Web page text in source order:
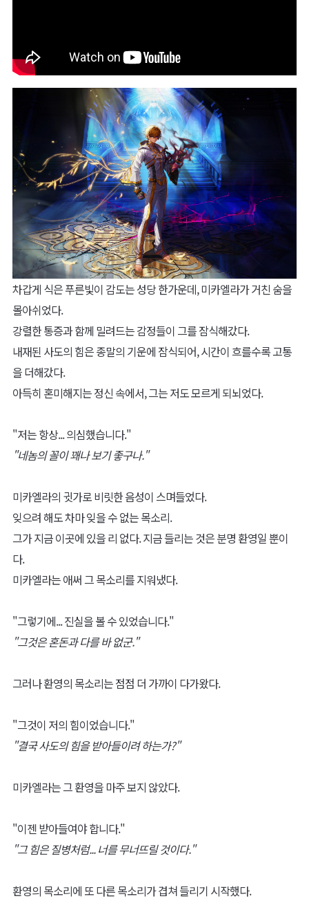
차갑게 식은 푸른빛이 감도는 성당 한가운데, 미카엘라가 거친 숨을
몰아쉬었다.
강렬한 통증과 함께 밀려드는 감정들이 그를 잠식해갔다.
내재된 사도의 힘은 종말의 기운에 잠식되어, 시간이 흐를수록 고통
을 더해갔다.
아득히 혼미해지는 정신 속에서, 그는 저도 모르게 되뇌었다.
"저는 항상... 의심했습니다."
"네놈의 꼴이 꽤나 보기 좋구나."
미카엘라의 귓가로 비릿한 음성이 스며들었다.
잊으려 해도 차마 잊을 수 없는 목소리.
그가 지금 이곳에 있을 리 없다. 지금 들리는 것은 분명 환영일 뿐이
다.
미카엘라는 애써 그 목소리를 지워냈다.
"그렇기에... 진실을 볼 수 있었습니다."
"그것은 혼돈과 다를 바 없군."
그러나 환영의 목소리는 점점 더 가까이 다가왔다.
"그것이 저의 힘이었습니다."
"결국 사도의 힘을 받아들이려 하는가?"
미카엘라는 그 환영을 마주 보지 않았다.
"이젠 받아들여야 합니다."
"그 힘은 질병처럼... 너를 무너뜨릴 것이다."
환영의 목소리에 또 다른 목소리가 겹쳐 들리기 시작했다.